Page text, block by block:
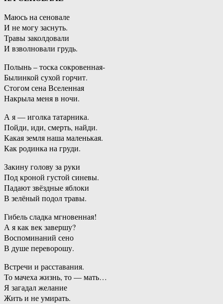
Маюсь на сеновале
И не могу заснуть.
Травы заколдовали
И взволновали грудь.
Полынь – тоска сокровенная-
Былинкой сухой горчит.
Стогом сена Вселенная
Накрыла меня в ночи.
А я — иголка татарника.
Пойди, иди, смерть, найди.
Какая земля наша маленькая.
Как родинка на груди.
Закину голову за руки
Под кроной густой синевы.
Падают звёздные яблоки
В зелёный подол травы.
Гибель сладка мгновенная!
А я как век завершу?
Воспоминаний сено
В душе переворошу.
Встречи и расставания.
То мачеха жизнь, то — мать…
Я загадал желание
Жить и не умирать.